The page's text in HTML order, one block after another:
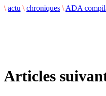
\ actu \ chroniques \ ADA
Articles